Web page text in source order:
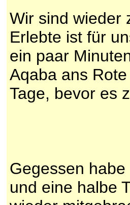
Wir sind wieder
Erlebte ist für
ein paar
Aqaba ans
Tage, bevor es
Gegessen
und eine halbe